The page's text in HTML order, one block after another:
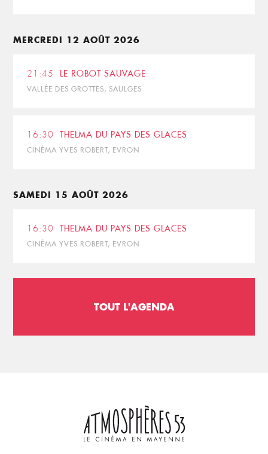
MERCREDI 12 AOÛT 2026
21:45 LE ROBOT SAUVAGE
VALLÉE DES GROTTES, SAULGES
16:30 THELMA DU PAYS DES GLACES
CINÉMA YVES ROBERT, EVRON
SAMEDI 15 AOÛT 2026
16:30 THELMA DU PAYS DES GLACES
CINÉMA YVES ROBERT, EVRON
TOUT L'AGENDA